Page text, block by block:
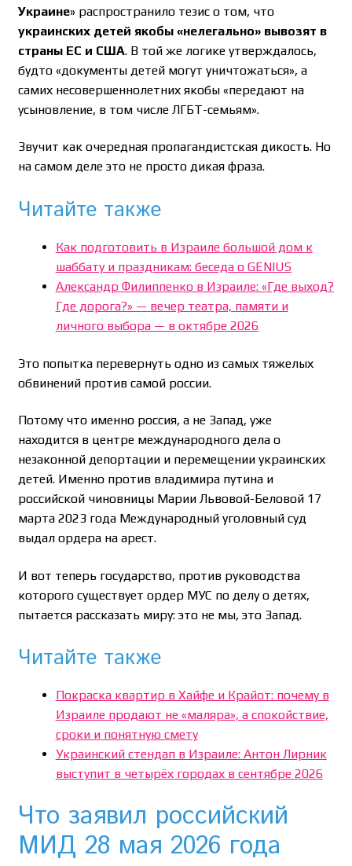
Украине» распространило тезис о том, что
украинских детей якобы «нелегально» вывозят в
страны ЕС и США. В той же логике утверждалось,
будто «документы детей могут уничтожаться», а
самих несовершеннолетних якобы «передают на
усыновление, в том числе ЛГБТ-семьям».
Звучит как очередная пропагандистская дикость. Но
на самом деле это не просто дикая фраза.
Читайте также
Как подготовить в Израиле большой дом к
шаббату и праздникам: беседа о GENIUS
Александр Филиппенко в Израиле: «Где выход?
Где дорога?» — вечер театра, памяти и
личного выбора — в октябре 2026
Это попытка перевернуть одно из самых тяжелых
обвинений против самой россии.
Потому что именно россия, а не Запад, уже
находится в центре международного дела о
незаконной депортации и перемещении украинских
детей. Именно против владимира путина и
российской чиновницы Марии Львовой-Беловой 17
марта 2023 года Международный уголовный суд
выдал ордера на арест.
И вот теперь государство, против руководства
которого существует ордер МУС по делу о детях,
пытается рассказать миру: это не мы, это Запад.
Читайте также
Покраска квартир в Хайфе и Крайот: почему в
Израиле продают не «маляра», а спокойствие,
сроки и понятную смету
Украинский стендап в Израиле: Антон Лирник
выступит в четырёх городах в сентябре 2026
Что заявил российский
МИД 28 мая 2026 года